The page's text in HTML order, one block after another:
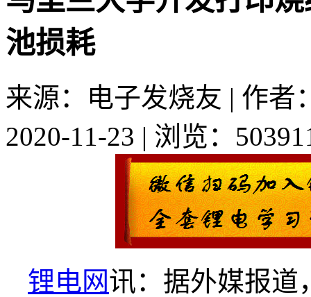
池损耗
来源：电子发烧友 | 作者
2020-11-23 | 浏览：
锂电网讯：据外媒报道